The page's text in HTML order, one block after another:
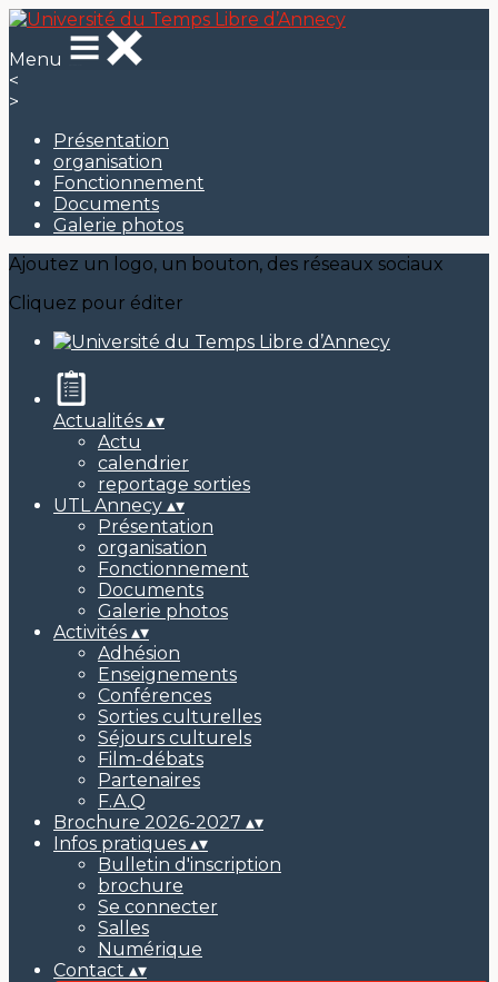
Menu
<
>
Présentation
organisation
Fonctionnement
Documents
Galerie photos
Ajoutez un logo, un bouton, des réseaux sociaux
Cliquez pour éditer
Actualités ▴▾
Actu
calendrier
reportage sorties
UTL Annecy ▴▾
Présentation
organisation
Fonctionnement
Documents
Galerie photos
Activités ▴▾
Adhésion
Enseignements
Conférences
Sorties culturelles
Séjours culturels
Film-débats
Partenaires
F.A.Q
Brochure 2026-2027 ▴▾
Infos pratiques ▴▾
Bulletin d'inscription
brochure
Se connecter
Salles
Numérique
Contact ▴▾